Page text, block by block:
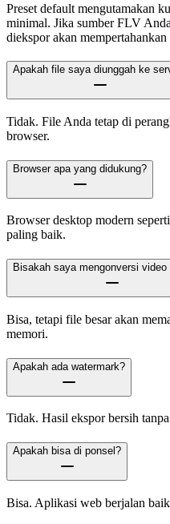
Preset default mengutamakan
minimal. Jika sumber FLV
diekspor akan
Apakah file saya diunggah ke
Tidak. File Anda tetap di
browser.
Browser apa yang didukung?
Browser desktop modern
paling baik.
Bisakah saya mengonversi video
Bisa, tetapi file besar akan
memori.
Apakah ada watermark?
Tidak. Hasil ekspor bersih
Apakah bisa di ponsel?
Bisa. Aplikasi web berjalan